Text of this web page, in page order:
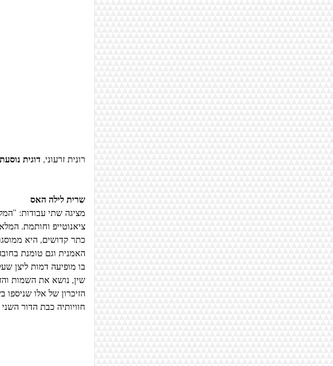
רונית זרעוני, דוגית נוסעת
שרית לילה האס
מציגה שתי עבודות:
ציאנוטייפ וחותמת.
כתר קדושים, היא
האמנית וגם טומנת
בו מופיעה דמות ליצן
שין, נושא את השמות
הזיכרון של אלו
חוויותיה כבת הדור